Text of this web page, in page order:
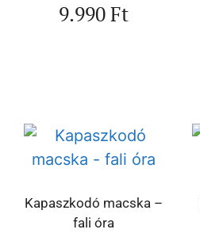
9.990Ft
Kapaszkodó macska –
fali óra